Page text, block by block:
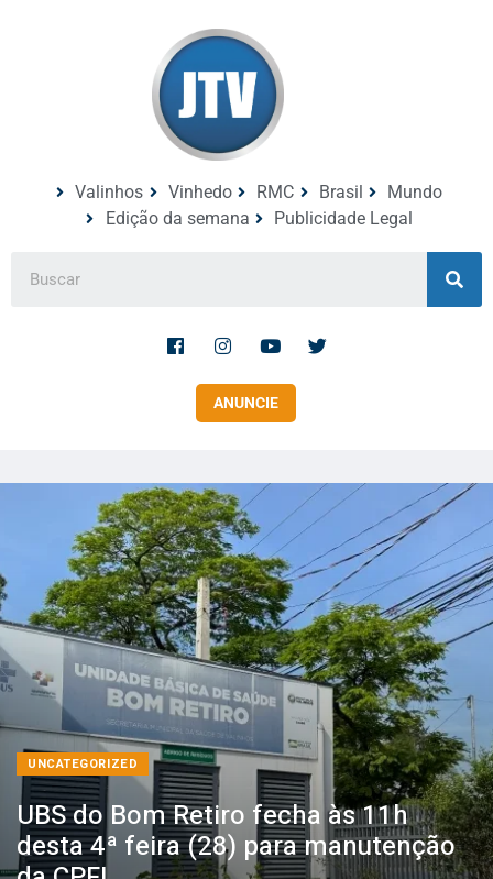
Valinhos Vinhedo RMC Brasil
Mundo
Edição da semana
Publicidade Legal
ANUNCIE
UNCATEGORIZED
UBS do Bom Retiro fecha às 11h
desta 4ª feira (28) para manutenção